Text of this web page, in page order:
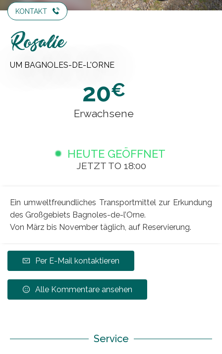
KONTAKT
Rosalie
UM BAGNOLES-DE-L'ORNE
20€
Erwachsene
HEUTE GEÖFFNET
JETZT TO 18:00
Ein umweltfreundliches Transportmittel zur Erkundung
des Großgebiets Bagnoles-de-l’Orne.
Von März bis November täglich, auf Reservierung.
Per E-Mail kontaktieren
Alle Kommentare ansehen
Service